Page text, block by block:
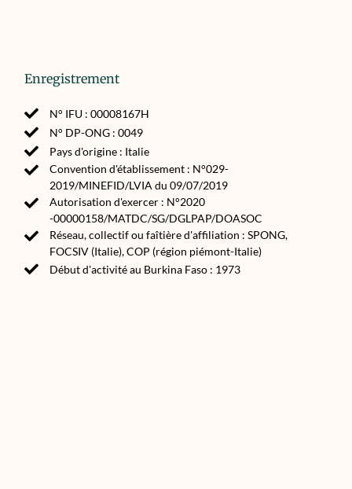
Enregistrement
N° IFU : 00008167H
N° DP-ONG : 0049
Pays d'origine : Italie
Convention d'établissement : N°029-
2019/MINEFID/LVIA du 09/07/2019
Autorisation d'exercer : N°2020
-00000158/MATDC/SG/DGLPAP/DOASOC
Réseau, collectif ou faîtière d'affiliation : SPONG,
FOCSIV (Italie), COP (région piémont-Italie)
Début d'activité au Burkina Faso : 1973